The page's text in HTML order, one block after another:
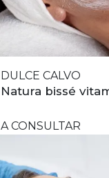
DULCE CALVO
Natura bissé
A CONSULTAR